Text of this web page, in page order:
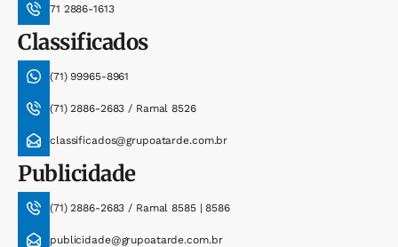
71 2886-1613
Classificados
(71) 99965-8961
(71) 2886-2683 / Ramal 8526
classificados@grupoatarde.com.br
Publicidade
(71) 2886-2683 / Ramal 8585 | 8586
publicidade@grupoatarde.com.br